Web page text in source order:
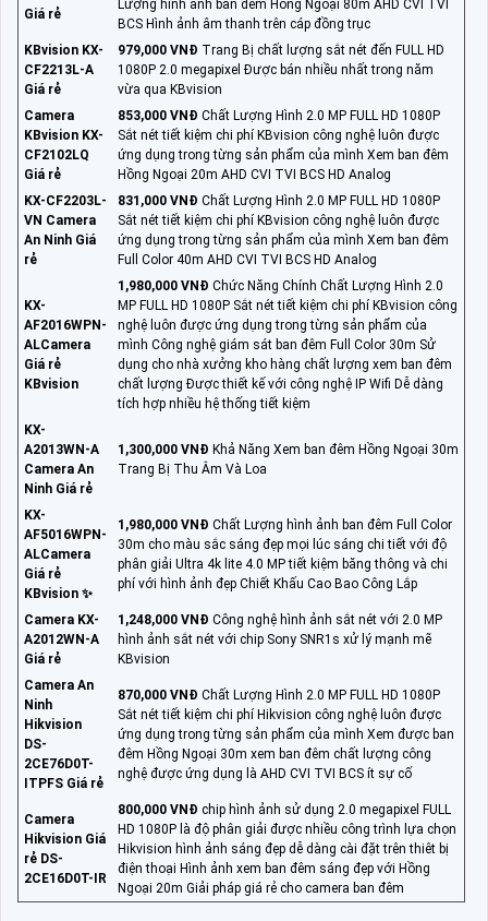
Giá rẻ
Lượng hình ảnh ban đêm Hồng Ngoại 80m AHD CVI TVI
BCS Hình ảnh âm thanh trên cáp đồng trục
KBvision KX-
CF2213L-A
Giá rẻ
979,000 VNĐ Trang Bị chất lượng sắt nét đến FULL HD
1080P 2.0 megapixel Được bán nhiều nhất trong năm
vừa qua KBvision
Camera
KBvision KX-
CF2102LQ
Giá rẻ
853,000 VNĐ Chất Lượng Hình 2.0 MP FULL HD 1080P
Sắt nét tiết kiệm chi phí KBvision công nghệ luôn được
ứng dụng trong từng sản phẩm của mình Xem ban đêm
Hồng Ngoại 20m AHD CVI TVI BCS HD Analog
KX-CF2203L-
VN Camera
An Ninh Giá
rẻ
831,000 VNĐ Chất Lượng Hình 2.0 MP FULL HD 1080P
Sắt nét tiết kiệm chi phí KBvision công nghệ luôn được
ứng dụng trong từng sản phẩm của mình Xem ban đêm
Full Color 40m AHD CVI TVI BCS HD Analog
KX-
AF2016WPN-
ALCamera
Giá rẻ
KBvision
1,980,000 VNĐ Chức Năng Chính Chất Lượng Hình 2.0
MP FULL HD 1080P Sắt nét tiết kiệm chi phí KBvision công
nghệ luôn được ứng dụng trong từng sản phẩm của
mình Công nghệ giám sát ban đêm Full Color 30m Sử
dụng cho nhà xưởng kho hàng chất lượng xem ban đêm
chất lượng Được thiết kế với công nghệ IP Wifi Dễ dàng
tích hợp nhiều hệ thống tiết kiệm
KX-
A2013WN-A
Camera An
Ninh Giá rẻ
1,300,000 VNĐ Khả Năng Xem ban đêm Hồng Ngoại 30m
Trang Bị Thu Âm Và Loa
KX-
AF5016WPN-
ALCamera
Giá rẻ
KBvision ✨
1,980,000 VNĐ Chất Lượng hình ảnh ban đêm Full Color
30m cho màu sắc sáng đẹp mọi lúc sáng chi tiết với độ
phân giải Ultra 4k lite 4.0 MP tiết kiệm băng thông và chi
phí với hình ảnh đẹp Chiết Khấu Cao Bao Công Lắp
Camera KX-
A2012WN-A
Giá rẻ
1,248,000 VNĐ Công nghệ hình ảnh sắt nét với 2.0 MP
hình ảnh sắt nét với chip Sony SNR1s xử lý mạnh mẽ
KBvision
Camera An
Ninh
Hikvision
DS-
2CE76D0T-
ITPFS Giá rẻ
870,000 VNĐ Chất Lượng Hình 2.0 MP FULL HD 1080P
Sắt nét tiết kiệm chi phí Hikvision công nghệ luôn được
ứng dụng trong từng sản phẩm của mình Xem được ban
đêm Hồng Ngoại 30m xem ban đêm chất lượng công
nghệ được ứng dụng là AHD CVI TVI BCS ít sự cố
Camera
Hikvision Giá
rẻ DS-
2CE16D0T-IR
800,000 VNĐ chip hình ảnh sử dụng 2.0 megapixel FULL
HD 1080P là độ phân giải được nhiều công trình lựa chọn
Hikvision hình ảnh sáng đẹp dễ dàng cài đặt trên thiêt bị
điện thoại Hình ảnh xem ban đêm sáng đẹp với Hồng
Ngoại 20m Giải pháp giá rẻ cho camera ban đêm